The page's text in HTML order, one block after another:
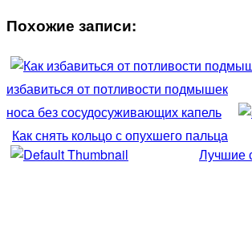
Похожие записи:
избавиться от потливости подмышек
носа без сосудосуживающих капель
Как снять кольцо с опухшего пальца
Лучшие